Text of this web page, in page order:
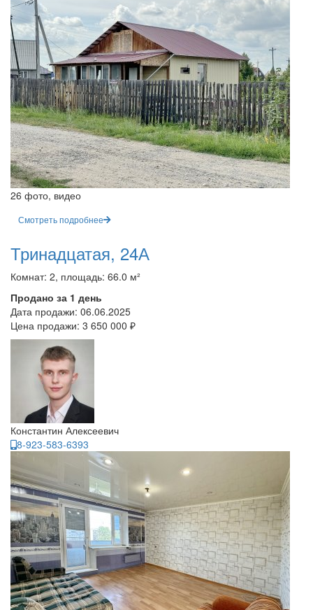
26 фото, видео
Смотреть подробнее
Тринадцатая, 24А
Комнат: 2, площадь: 66.0 м²
Продано за 1 день
Дата продажи: 06.06.2025
Цена продажи: 3 650 000 ₽
Константин Алексеевич
8-923-583-6393